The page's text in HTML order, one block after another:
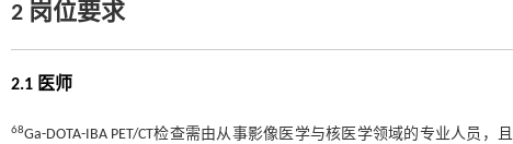
2 岗位要求
2.1 医师
68Ga-DOTA-IBA PET/CT检查需由从事影像医学与核医学领域的专业人员